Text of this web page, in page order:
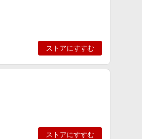
ストアにすすむ
ストアにすすむ